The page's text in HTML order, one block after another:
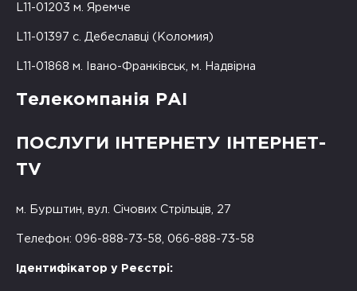
L11-01203 м. Яремче
L11-01397 с. Дебеславці (Коломия)
L11-01868 м. Івано-Франківськ, м. Надвірна
Телекомпанія РАІ
ПОСЛУГИ ІНТЕРНЕТУ ІНТЕРНЕТ-
TV
м. Бурштин, вул. Січових Стрільців, 27
Телефон: 096-888-73-58, 066-888-73-58
Ідентифікатор у Реєстрі: